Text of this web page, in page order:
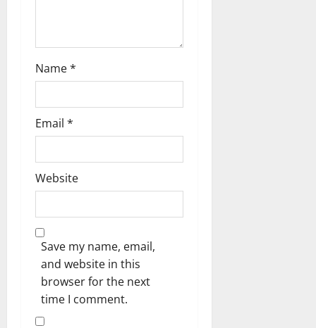
Name*
Email *
Website
Save my name, email,
and website in this
browser for the next
time I comment.